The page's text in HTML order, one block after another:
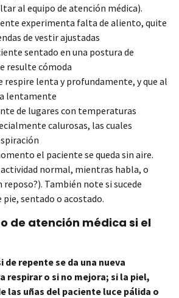
al equipo de atención médica).
experimenta falta de aliento, quite
de vestir ajustadas
sentado en una postura de
resulte cómoda
respire lenta y profundamente, y que al
lentamente
de lugares con temperaturas
calurosas, las cuales
el paciente se queda sin aire.
normal, mientras habla, o
reposo?). También note si sucede
pie, sentado o acostado.
de atención médica si el
de repente se da una nueva
respirar o si no mejora; si la piel,
las uñas del paciente luce pálida o